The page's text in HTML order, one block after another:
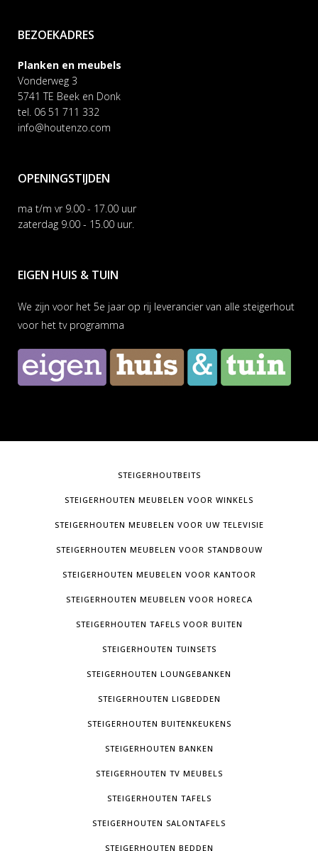
BEZOEKADRES
Planken en meubels
Vonderweg 3
5741 TE Beek en Donk
tel. 06 51 711 332
info@houtenzo.com
OPENINGSTIJDEN
ma t/m vr 9.00 - 17.00 uur
zaterdag 9.00 - 15.00 uur.
EIGEN HUIS & TUIN
We zijn voor het 5e jaar op rij leverancier van alle steigerhout
voor het tv programma
STEIGERHOUTBEITS
STEIGERHOUTEN MEUBELEN VOOR WINKELS
STEIGERHOUTEN MEUBELEN VOOR UW TELEVISIE
STEIGERHOUTEN MEUBELEN VOOR STANDBOUW
STEIGERHOUTEN MEUBELEN VOOR KANTOOR
STEIGERHOUTEN MEUBELEN VOOR HORECA
STEIGERHOUTEN TAFELS VOOR BUITEN
STEIGERHOUTEN TUINSETS
STEIGERHOUTEN LOUNGEBANKEN
STEIGERHOUTEN LIGBEDDEN
STEIGERHOUTEN BUITENKEUKENS
STEIGERHOUTEN BANKEN
STEIGERHOUTEN TV MEUBELS
STEIGERHOUTEN TAFELS
STEIGERHOUTEN SALONTAFELS
STEIGERHOUTEN BEDDEN